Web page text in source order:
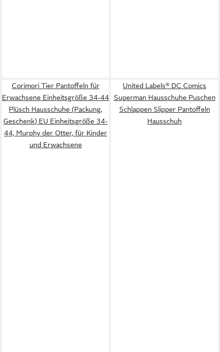
Corimori Tier Pantoffeln für
Erwachsene Einheitsgröße 34-44
Plüsch Hausschuhe (Packung,
Geschenk) EU Einheitsgröße 34-
44, Murphy der Otter, für Kinder
und Erwachsene
United Labels® DC Comics
Superman Hausschuhe Puschen
Schlappen Slipper Pantoffeln
Hausschuh